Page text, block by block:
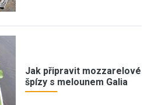
Jak připravit mozzarelové
špízy s melounem Galia